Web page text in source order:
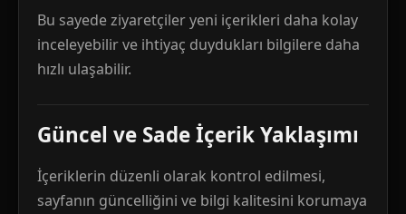
Bu sayede ziyaretçiler yeni içerikleri daha kolay
inceleyebilir ve ihtiyaç duydukları bilgilere daha
hızlı ulaşabilir.
Güncel ve Sade İçerik Yaklaşımı
İçeriklerin düzenli olarak kontrol edilmesi,
sayfanın güncelliğini ve bilgi kalitesini korumaya